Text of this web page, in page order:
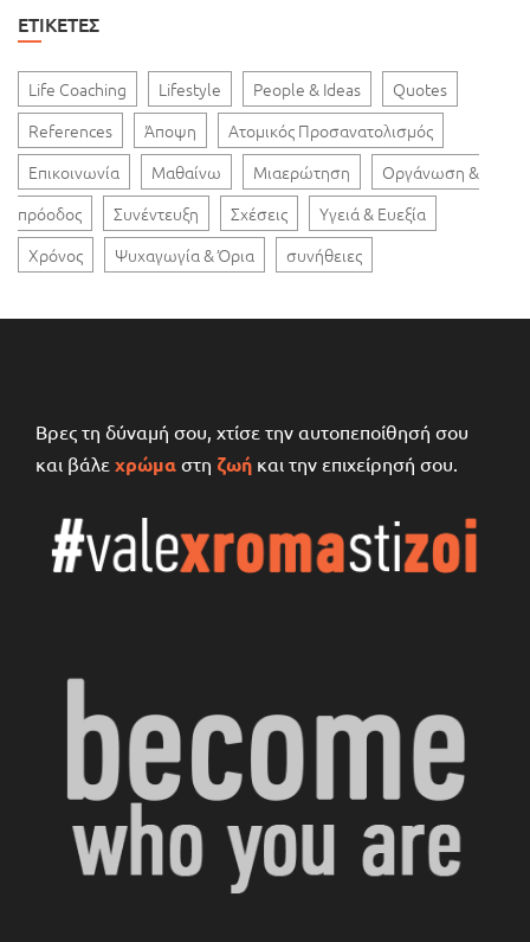
ΕΤΙΚΈΤΕΣ
Life Coaching Lifestyle People & Ideas
Quotes
References
Άποψη
Ατομικός Προσανατολισμός
Επικοινωνία
Μαθαίνω Μιαερώτηση
Οργάνωση &
πρόοδος
Συνέντευξη Σχέσεις
Υγειά & Ευεξία
Χρόνος
Ψυχαγωγία & Όρια συνήθειες
Βρες τη δύναμή σου, χτίσε την αυτοπεποίθησή σου
και βάλε χρώμα στη ζωή και την επιχείρησή σου.